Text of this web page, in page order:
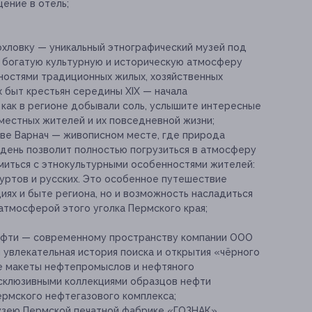
в отель;
— уникальный этнографический музей под
культурную и историческую атмосферу
традиционных жилых, хозяйственных
крестьян середины XIX — начала
в регионе добывали соль, услышите интересные
жителей и их повседневной жизни;
Варнач — живописном месте, где природа
позволит полностью погрузиться в атмосферу
с этнокультурными особенностями жителей:
и русских. Это особенное путешествие
и быте региона, но и возможность насладиться
этого уголка Пермского края;
— современному пространству компании ООО
история поиска и открытия «чёрного
макеты нефтепромыслов и нефтяного
коллекциями образцов нефти
нефтегазового комплекса;